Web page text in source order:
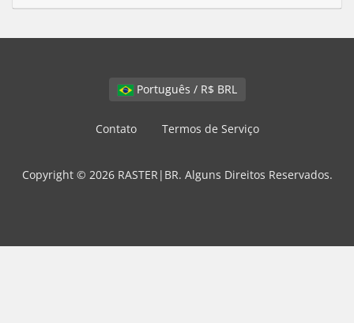
Português / R$ BRL
Contato Termos de Serviço
Copyright © 2026 RASTER|BR. Alguns Direitos Reservados.